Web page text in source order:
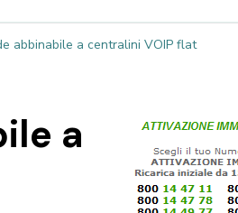
abbinabile a centralini VOIP flat
a